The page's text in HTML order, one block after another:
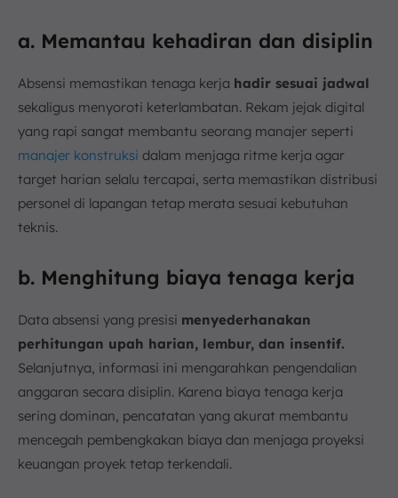
a. Memantau kehadiran dan disiplin
Absensi memastikan tenaga kerja hadir sesuai jadwal
sekaligus menyoroti keterlambatan. Rekam jejak digital
yang rapi sangat membantu seorang manajer seperti
manajer konstruksi dalam menjaga ritme kerja agar
target harian selalu tercapai, serta memastikan distribusi
personel di lapangan tetap merata sesuai kebutuhan
teknis.
b. Menghitung biaya tenaga kerja
Data absensi yang presisi menyederhanakan
perhitungan upah harian, lembur, dan insentif.
Selanjutnya, informasi ini mengarahkan pengendalian
anggaran secara disiplin. Karena biaya tenaga kerja
sering dominan, pencatatan yang akurat membantu
mencegah pembengkakan biaya dan menjaga proyeksi
keuangan proyek tetap terkendali.